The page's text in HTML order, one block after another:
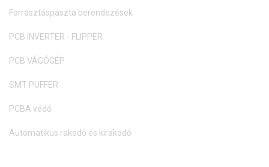
Forrasztáspaszta berendezések
PCB INVERTER - FLIPPER
PCB VÁGÓGÉP
SMT PUFFER
PCBA védő
Automatikus rakodó és kirakodó